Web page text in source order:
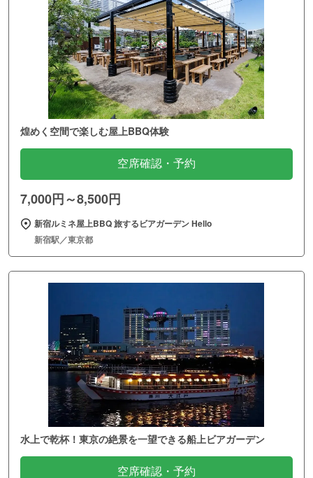
煌めく空間で楽しむ屋上BBQ体験
空席確認・予約
7,000円～8,500円
新宿ルミネ屋上BBQ 旅するビアガーデン Hello
新宿駅／東京都
水上で乾杯！東京の絶景を一望できる船上ビアガーデン
空席確認・予約